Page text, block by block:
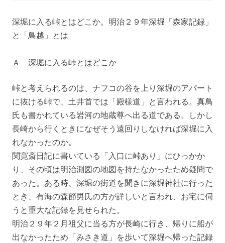
深堀に入る峠とはどこか。明治２９年深堀「森家記録」
と「鳥越」とは
Ａ 深堀に入る峠とはどこか
峠と考えられるのは、ナフコの谷を上り深堀のアパート
に抜ける峠で、土井首では「殿様道」と言われる。真鳥
氏も書かれている岩河の地蔵尊へ出る道である。しかし
長崎から行くときになぜそう遠回りしなければ深堀に入
れなかったのか。
関寛斎日記に書いている「入口に峠あり」にひっかか
り、その頃は明治測図の地図を持たなかったため疑問で
あった。ある時、深堀の街道を聞きに深堀神社に行った
とき、有海の森節男氏の方が詳しいと言われ、お宅に伺
うと重大な記録を見せられた。
明治２９年２月祖父に当る方が長崎に行き、帰りに船が
出なかったため「みさき道」を歩いて深堀へ帰った記録